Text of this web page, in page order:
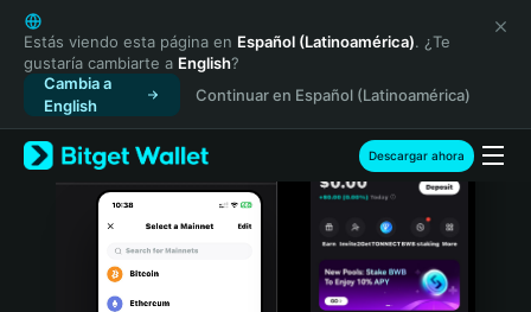
English
日本語
Tiếng Việt
Русский
Español (Latinoamérica)
Türkçe
Italiano
Estás viendo esta página en Español (Latinoamérica). ¿Te
gustaría cambiarte a English?
Cambia a
English
Continuar en Español (Latinoamérica)
Descargar ahora